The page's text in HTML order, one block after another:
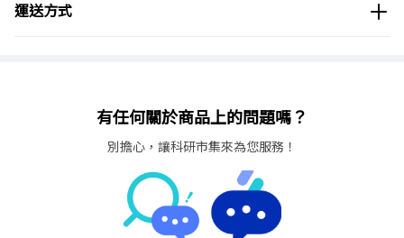
運送方式
有任何關於商品上的問題嗎？
別擔心，讓科研市集來為您服務！